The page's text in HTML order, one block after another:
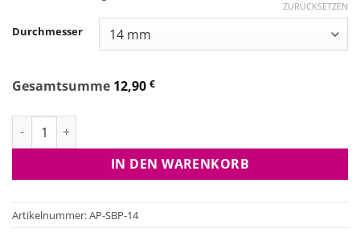
Durchmesser
ZURÜCKSETZEN
Gesamtsumme 12,90 €
Attractor Pop Ups - Scobutter Pink Menge
IN DEN WARENKORB
Artikelnummer:AP-SBP-14